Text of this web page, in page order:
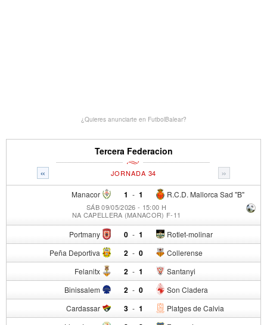
¿Quieres anunciarte en FutbolBalear?
Tercera Federacion
« »
JORNADA 34
Manacor 1 - R.C.D. Mallorca Sad "B"
1
SÁB 09/05/2026 - 15:00 H
NA CAPELLERA (MANACOR) F-11
Portmany 0 - Rotlet-molinar
1
Peña Deportiva 2 - Collerense
0
Felanitx 2 - Santanyi
1
Binissalem 2 - Son Cladera
0
Cardassar 3 - Platges de Calvia
1